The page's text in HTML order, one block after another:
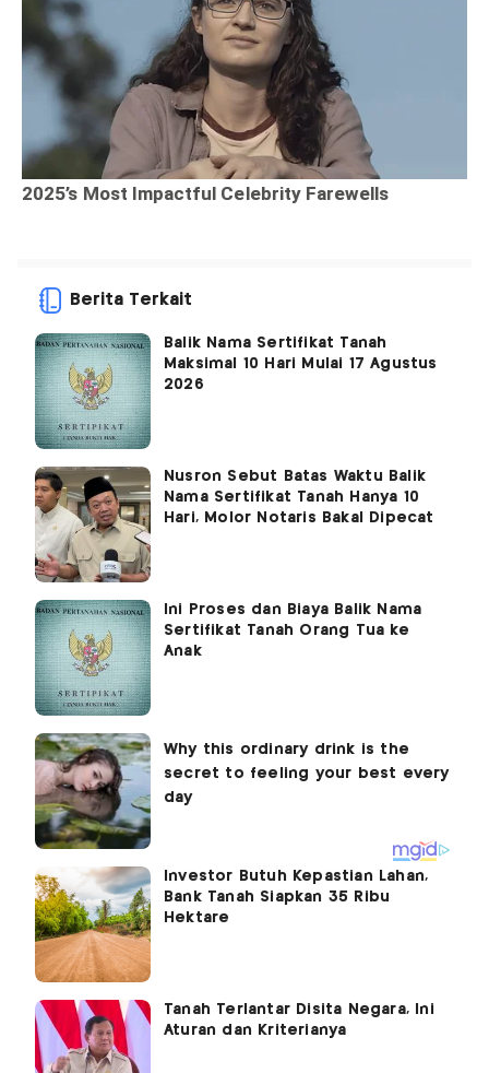
Berita Terkait
Balik Nama Sertifikat Tanah
Maksimal 10 Hari Mulai 17 Agustus
2026
Nusron Sebut Batas Waktu Balik
Nama Sertifikat Tanah Hanya 10
Hari, Molor Notaris Bakal Dipecat
Ini Proses dan Biaya Balik Nama
Sertifikat Tanah Orang Tua ke
Anak
Investor Butuh Kepastian Lahan,
Bank Tanah Siapkan 35 Ribu
Hektare
Tanah Terlantar Disita Negara, Ini
Aturan dan Kriterianya